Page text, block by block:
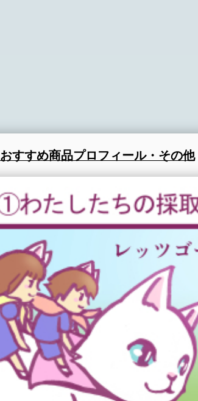
おすすめ商品プロフィール・その他